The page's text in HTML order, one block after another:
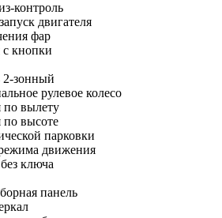
контроль
двигателя
фар
с кнопки
2-зонный
рулевое колесо
по вылету
по высоте
парковки
движения
ключа
панель